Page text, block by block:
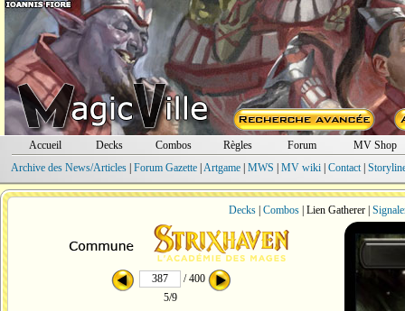
Accueil Decks Combos Règles Forum
MV Shop
Archive des News/Articles| Forum Gazette| Artgame| MWS MV wiki| Contact|
Decks| Combos| Lien Gatherer |
/ 400
5/9